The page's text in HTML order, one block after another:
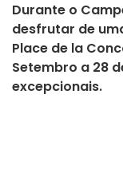
Durante o
desfrutar de
Place de la
Setembro a 28
excepcionais.